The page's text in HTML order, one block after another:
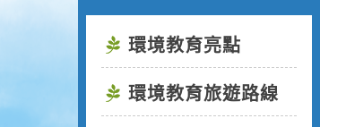
環境教育亮點
環境教育旅遊路線